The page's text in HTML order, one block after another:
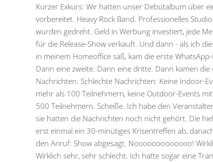
Kurzer Exkurs: Wir hatten unser Debütalbum über
vorbereitet. Heavy Rock Band. Professionelles
wurden gedreht. Geld in Werbung investiert, jede
für die Release-Show verkauft. Und dann - als ich
in meinem Homeoffice saß, kam die erste
Dann eine zweite. Dann eine dritte. Dann kamen die
Nachrichten. Schlechte Nachrichten: Keine Indoor-
mehr als 100 Teilnehmern, keine Outdoor-Events
500 Teilnehmern. Scheiße. Ich habe den
sie hatten die Nachrichten noch nicht gehört. Die
erst einmal ein 30-minütiges Krisentreffen ab,
den Anruf: Show abgesagt. Nooooooooooooo!
Wirklich sehr, sehr schlecht. Ich hatte sogar eine